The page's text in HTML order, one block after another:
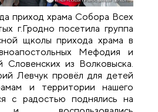
приход храма Собора Всех
г.Гродно посетила группа
щколы прихода храма в
Мефодия и
Словенских из Волковыска.
Левчук провёл для детей
и территории нашего
с радостью поднялись на